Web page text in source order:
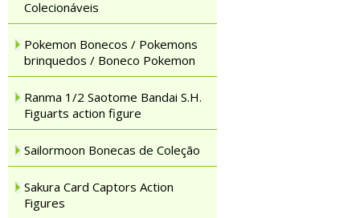
Colecionáveis
Pokemon Bonecos / Pokemons
brinquedos / Boneco Pokemon
Ranma 1/2 Saotome Bandai S.H.
Figuarts action figure
Sailormoon Bonecas de Coleção
Sakura Card Captors Action
Figures